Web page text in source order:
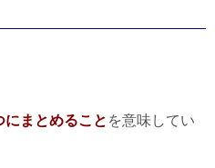
まとめること を意味してい